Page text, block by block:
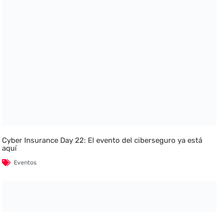
Cyber Insurance Day 22: El evento del ciberseguro ya está
aquí
Eventos